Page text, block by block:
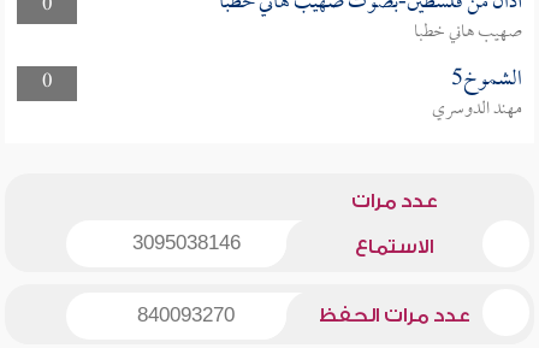
صهيب هاني خطبا
0
الشموخ5
مهند الدوسري
عدد مرات
الاستماع 3095038146
عدد مرات الحفظ 840093270